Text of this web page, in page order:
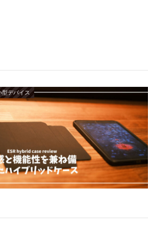
型デバイス